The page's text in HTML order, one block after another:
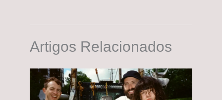
Artigos Relacionados